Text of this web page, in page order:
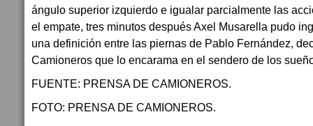
ángulo superior izquierdo e igualar parcialmente las
el empate, tres minutos después Axel Musarella pudo
una definición entre las piernas de Pablo Fernández,
Camioneros que lo encarama en el sendero de los
FUENTE: PRENSA DE CAMIONEROS.
FOTO: PRENSA DE CAMIONEROS.